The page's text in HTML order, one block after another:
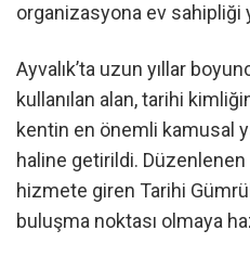
organizasyona ev sahipliği
Ayvalık’ta uzun yıllar
kullanılan alan, tarihi
kentin en önemli kamusal
haline getirildi. Düzenlenen
hizmete giren Tarihi
buluşma noktası olmaya